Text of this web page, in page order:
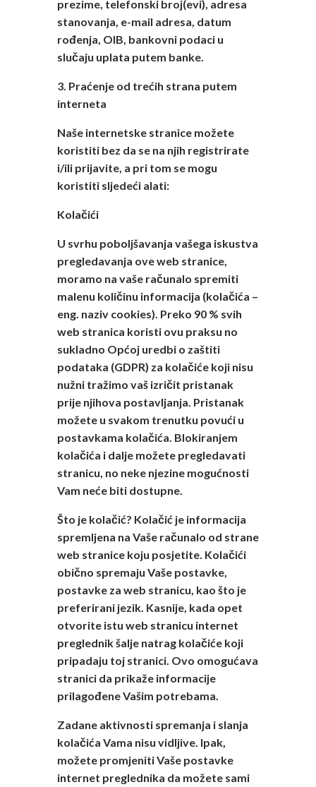
prezime, telefonski broj(evi), adresa
stanovanja, e-mail adresa, datum
rođenja, OIB, bankovni podaci u
slučaju uplata putem banke.
3. Praćenje od trećih strana putem
interneta
Naše internetske stranice možete
koristiti bez da se na njih registrirate
i/ili prijavite, a pri tom se mogu
koristiti sljedeći alati:
Kolačići
U svrhu poboljšavanja vašega iskustva
pregledavanja ove web stranice,
moramo na vaše računalo spremiti
malenu količinu informacija (kolačića –
eng. naziv cookies). Preko 90 % svih
web stranica koristi ovu praksu no
sukladno Općoj uredbi o zaštiti
podataka (GDPR) za kolačiće koji nisu
nužni tražimo vaš izričit pristanak
prije njihova postavljanja. Pristanak
možete u svakom trenutku povući u
postavkama kolačića. Blokiranjem
kolačića i dalje možete pregledavati
stranicu, no neke njezine mogućnosti
Vam neće biti dostupne.
Što je kolačić? Kolačić je informacija
spremljena na Vaše računalo od strane
web stranice koju posjetite. Kolačići
obično spremaju Vaše postavke,
postavke za web stranicu, kao što je
preferirani jezik. Kasnije, kada opet
otvorite istu web stranicu internet
preglednik šalje natrag kolačiće koji
pripadaju toj stranici. Ovo omogućava
stranici da prikaže informacije
prilagođene Vašim potrebama.
Zadane aktivnosti spremanja i slanja
kolačića Vama nisu vidljive. Ipak,
možete promjeniti Vaše postavke
internet preglednika da možete sami